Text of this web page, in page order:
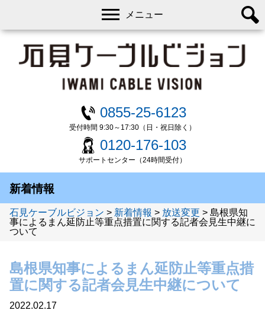
0855-25-6123
受付時間 9:30～17:30（日・祝日除く）
0120-176-103
サポートセンター（24時間受付）
メニュー
新着情報
石見ケーブルビジョン > 新着情報 > 放送変更 > 島根県知
事によるまん延防止等重点措置に関する記者会見生中継に
ついて
島根県知事によるまん延防止等重点措
置に関する記者会見生中継について
2022.02.17